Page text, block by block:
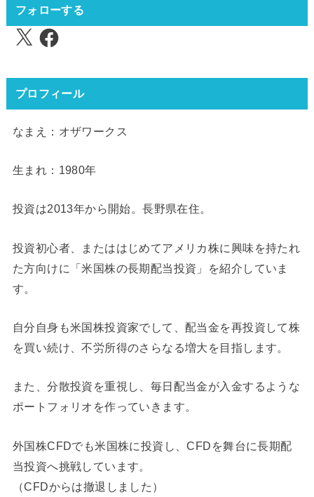
フォローする
X Facebook
プロフィール
なまえ：オザワークス
生まれ：1980年
投資は2013年から開始。長野県在住。
投資初心者、またははじめてアメリカ株に興味を持たれ
た方向けに「米国株の長期配当投資」を紹介していま
す。
自分自身も米国株投資家でして、配当金を再投資して株
を買い続け、不労所得のさらなる増大を目指します。
また、分散投資を重視し、毎日配当金が入金するような
ポートフォリオを作っていきます。
外国株CFDでも米国株に投資し、CFDを舞台に長期配
当投資へ挑戦しています。
（CFDからは撤退しました）